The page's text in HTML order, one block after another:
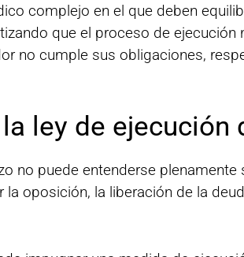
complejo en el que deben
que el proceso de ejecución
no cumple sus obligaciones,
ley de ejecución
no puede entenderse
oposición, la liberación de la